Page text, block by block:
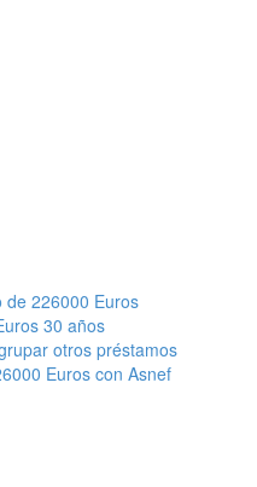
de 226000 Euros
30 años
otros préstamos
Euros con Asnef